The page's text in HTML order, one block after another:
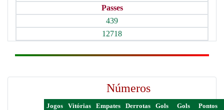
Passes
439
12718
Números
Jogos Vitórias Empates Derrotas
Gols
Gols
Pontos